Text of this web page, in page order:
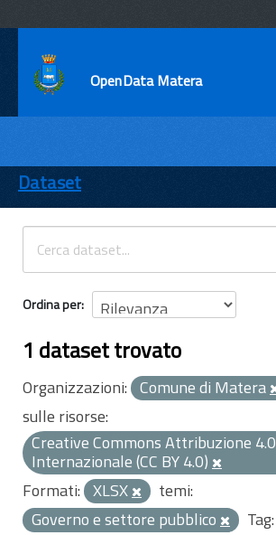
OpenData Matera
ENTI
TEMI
INFORMAZIONI
Dataset
Ordina per
1 dataset trovato
Organizzazioni: Comune di Matera
sulle risorse:
Creative Commons Attribuzione 4.0
Internazionale (CC BY 4.0)
Formati: XLSX
temi:
Governo e settore pubblico
Tag: